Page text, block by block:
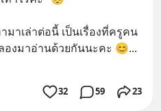
มาเล่าต่อนี้ เป็นเรื่องที่ครูคน
งมาอ่านด้วยกันนะคะ 😊...
32 59 23